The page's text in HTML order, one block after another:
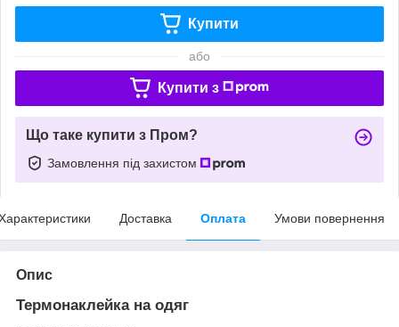
Купити
або
Купити з
Що таке купити з Пром?
Замовлення під захистом
Доставка Оплата Умови повернення
Опис
Термонаклейка на одяг